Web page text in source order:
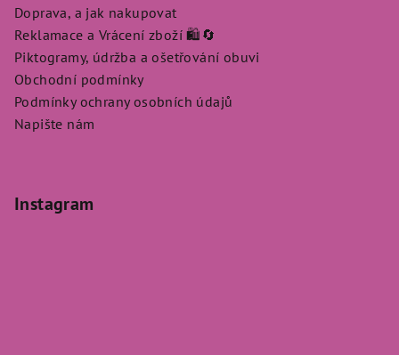
Doprava, a jak nakupovat
Reklamace a Vrácení zboží 🛍️🔄
Piktogramy, údržba a ošetřování obuvi
Obchodní podmínky
Podmínky ochrany osobních údajů
Napište nám
Instagram